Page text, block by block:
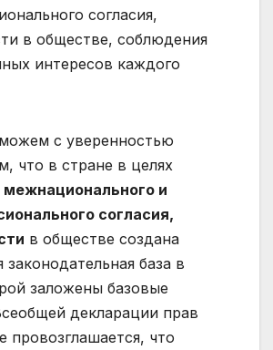
согласия,
в обществе, соблюдения
интересов каждого
с уверенностью
что в стране в целях
межнационального и
согласия,
в обществе создана
база в
заложены базовые
декларации прав
провозглашается, что